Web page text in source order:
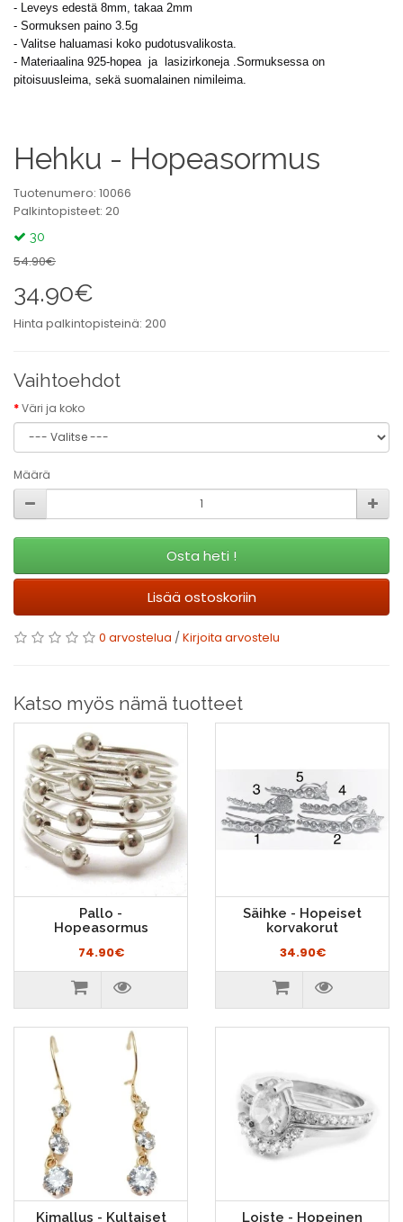
- Leveys edestä 8mm, takaa 2mm
- Sormuksen paino 3.5g
- Valitse haluamasi koko pudotusvalikosta.
- Materiaalina 925-hopea ja lasizirkoneja .Sormuksessa on
pitoisuusleima, sekä suomalainen nimileima.
Hehku - Hopeasormus
Tuotenumero: 10066
Palkintopisteet: 20
30
54.90€
34.90€
Hinta palkintopisteinä: 200
Vaihtoehdot
Väri ja koko
Määrä
Osta heti !
Lisää ostoskoriin
0 arvostelua /Kirjoita arvostelu
Katso myös nämä tuotteet
Pallo -
Hopeasormus
74.90€
Säihke - Hopeiset
korvakorut
34.90€
Kimallus - Kultaiset Loiste - Hopeinen